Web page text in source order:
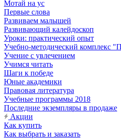
Мотай на ус
Первые слова
Развиваем малышей
Развивающий калейдоскоп
Уроки: практический опыт
Учебно-методический комплекс
Учение с увлечением
Учимся читать
Шаги к победе
Юные академики
Правовая литература
Учебные программы 2018
Последние экземпляры в продаже
Акции
Как купить
Как выбрать и заказать